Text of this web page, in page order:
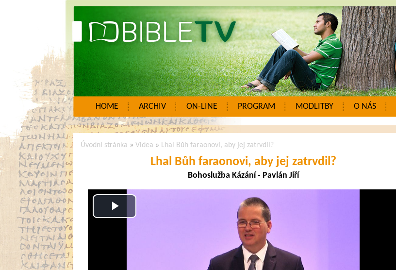
HOME ARCHIV ON-LINE PROGRAM MODLITBY O NÁS
Úvodní stránka » Videa » Lhal Bůh faraonovi, aby jej zatrvdil?
Lhal Bůh faraonovi, aby jej zatrvdil?
Bohoslužba Kázání - Pavlán Jiří
Play